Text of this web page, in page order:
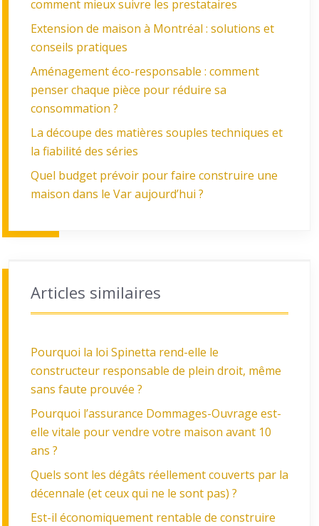
comment mieux suivre les prestataires
Extension de maison à Montréal : solutions et
conseils pratiques
Aménagement éco-responsable : comment
penser chaque pièce pour réduire sa
consommation ?
La découpe des matières souples techniques et
la fiabilité des séries
Quel budget prévoir pour faire construire une
maison dans le Var aujourd’hui ?
Articles similaires
Pourquoi la loi Spinetta rend-elle le
constructeur responsable de plein droit, même
sans faute prouvée ?
Pourquoi l’assurance Dommages-Ouvrage est-
elle vitale pour vendre votre maison avant 10
ans ?
Quels sont les dégâts réellement couverts par la
décennale (et ceux qui ne le sont pas) ?
Est-il économiquement rentable de construire